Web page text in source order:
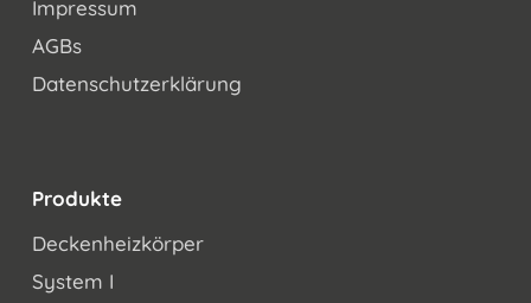
Impressum
AGBs
Datenschutzerklärung
Produkte
Deckenheizkörper
System I